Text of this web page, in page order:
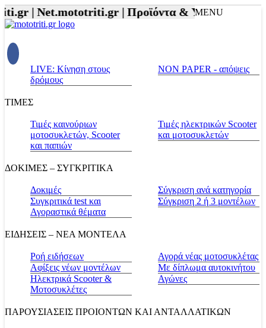
|Net.mototriti.gr |Προϊόντα & Υπηρεσίες |
MENU
LIVE: Κίνηση στους
δρόμους
NON PAPER - απόψεις
ΤΙΜΕΣ
Τιμές καινούριων
μοτοσυκλετών, Scooter
και παπιών
Τιμές ηλεκτρικών Scooter
και μοτοσυκλετών
ΔΟΚΙΜΕΣ – ΣΥΓΚΡΙΤΙΚΑ
Δοκιμές
Συγκριτικά test και
Αγοραστικά θέματα
Σύγκριση ανά κατηγορία
Σύγκριση 2 ή 3 μοντέλων
ΕΙΔΗΣΕΙΣ – ΝΕΑ ΜΟΝΤΕΛΑ
Ροή ειδήσεων
Αφίξεις νέων μοντέλων
Ηλεκτρικά Scooter &
Μοτοσυκλέτες
Αγορά νέας μοτοσυκλέτας
Με δίπλωμα αυτοκινήτου
Αγώνες
ΠΑΡΟΥΣΙΑΣΕΙΣ ΠΡΟΙΟΝΤΩΝ ΚΑΙ ΑΝΤΑΛΛΑΤΙΚΩΝ